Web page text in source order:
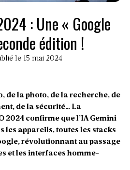
: Une « Google
édition !
le 15 mai 2024
de la photo, de la recherche, de
de la sécurité… La
2024 confirme que l’IA Gemini
les appareils, toutes les stacks
révolutionnant au passage
et les interfaces homme-